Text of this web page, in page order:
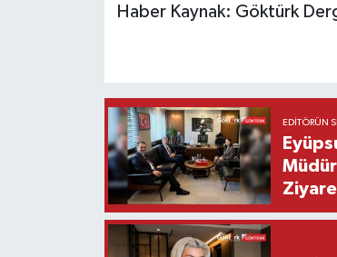
Haber Kaynak: Göktürk
EDITÖRÜN